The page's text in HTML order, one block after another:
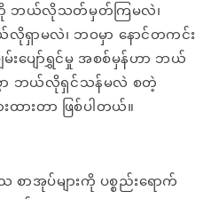
ကို ဘယ်လိုသတ်မှတ်ကြမလဲ၊
ရှာမလဲ၊ ဘဝမှာ နောင်တကင်း
းပျော်ရွှင်မှု အစစ်မှန်ဟာ ဘယ်
ာ ဘယ်လိုရှင်သန်မလဲ စတဲ့
ထားတာ ဖြစ်ပါတယ်။
ာအုပ်များကို ပစ္စည်းရောက်